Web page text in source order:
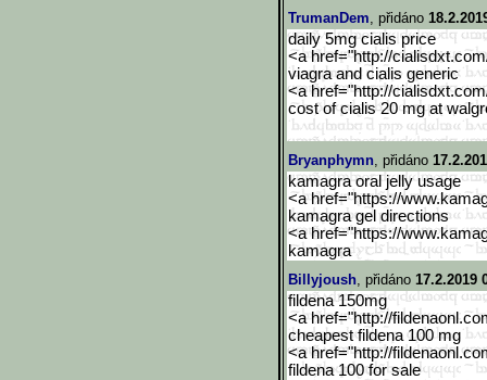
TrumanDem, přidáno
daily 5mg cialis price
<a href="http://
viagra and cialis generic
<a href="http://
cost of cialis 20 mg at
Bryanphymn, přidáno
kamagra oral jelly usage
<a href="https://
kamagra gel directions
<a href="https://
kamagra
Billyjoush, přidáno 17.2.2019
fildena 150mg
<a href="http://
cheapest fildena 100 mg
<a href="http://
fildena 100 for sale